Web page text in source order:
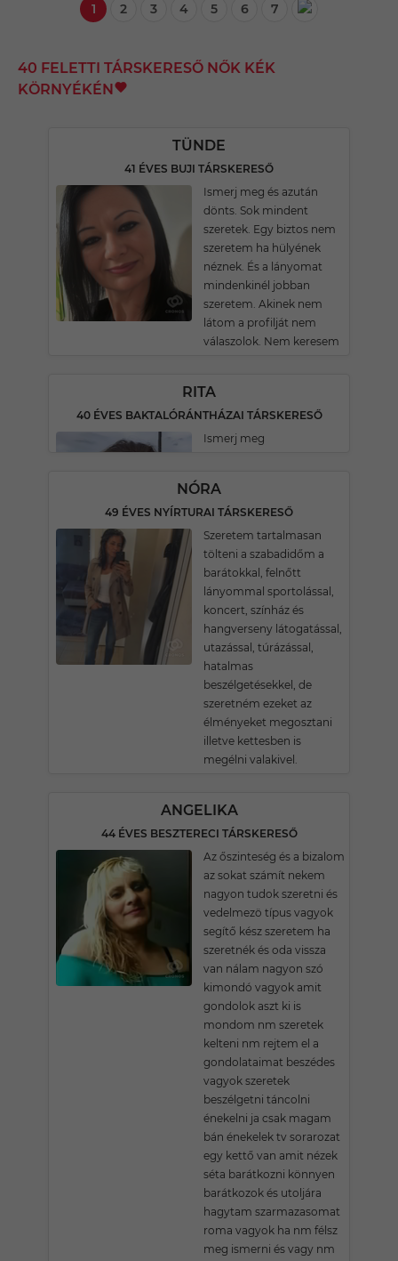
1 2 3 4 5 6 7
40 FELETTI TÁRSKERESŐ NŐK KÉK
KÖRNYÉKÉN
TÜNDE
41 ÉVES BUJI TÁRSKERESŐ
Ismerj meg és azután
dönts. Sok mindent
szeretek. Egy biztos nem
szeretem ha hülyének
néznek. És a lányomat
mindenkinél jobban
szeretem. Akinek nem
látom a profilját nem
válaszolok. Nem keresem
RITA
40 ÉVES BAKTALÓRÁNTHÁZAI TÁRSKERESŐ
Ismerj meg
NÓRA
49 ÉVES NYÍRTURAI TÁRSKERESŐ
Szeretem tartalmasan
tölteni a szabadidőm a
barátokkal, felnőtt
lányommal sportolással,
koncert, színház és
hangverseny látogatással,
utazással, túrázással,
hatalmas
beszélgetésekkel, de
szeretném ezeket az
élményeket megosztani
illetve kettesben is
megélni valakivel.
ANGELIKA
44 ÉVES BESZTERECI TÁRSKERESŐ
Az őszinteség és a bizalom
az sokat számít nekem
nagyon tudok szeretni és
vedelmezö típus vagyok
segítő kész szeretem ha
szeretnék és oda vissza
van nálam nagyon szó
kimondó vagyok amit
gondolok aszt ki is
mondom nm szeretek
kelteni nm rejtem el a
gondolataimat beszédes
vagyok szeretek
beszélgetni táncolni
énekelni ja csak magam
bán énekelek tv sorarozat
egy kettő van amit nézek
séta barátkozni könnyen
barátkozok és utoljára
hagytam szarmazasomat
roma vagyok ha nm félsz
meg ismerni és vagy nm